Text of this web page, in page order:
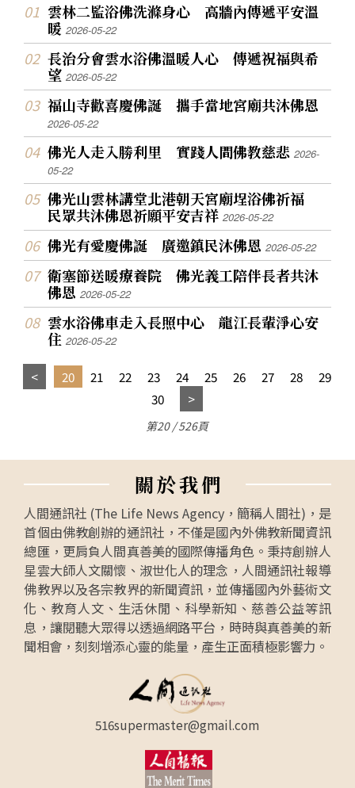
雲林二監浴佛洗滌身心 高牆內傳遞平安溫
暖2026-05-22
長治分會雲水浴佛溫暖人心 傳遞祝福與希
望2026-05-22
福山寺歡喜慶佛誕 攜手當地宮廟共沐佛恩
2026-05-22
佛光人走入勝利里 實踐人間佛教慈悲2026-
05-22
佛光山雲林講堂北港朝天宮廟埕浴佛祈福
民眾共沐佛恩祈願平安吉祥2026-05-22
佛光有愛慶佛誕 廣邀鎮民沐佛恩2026-05-22
衛塞節送暖療養院 佛光義工陪伴長者共沐
佛恩2026-05-22
雲水浴佛車走入長照中心 龍江長輩淨心安
住2026-05-22
20 21 22 23 24 25 26 27 28
29
30
第20 / 526頁
關於我們
人間通訊社 (The Life News Agency，簡稱人間社)，是
首個由佛教創辦的通訊社，不僅是國內外佛教新聞資訊
總匯，更肩負人間真善美的國際傳播角色。秉持創辦人
星雲大師人文關懷、淑世化人的理念，人間通訊社報導
佛教界以及各宗教界的新聞資訊，並傳播國內外藝術文
化、教育人文、生活休閒、科學新知、慈善公益等訊
息，讓閱聽大眾得以透過網路平台，時時與真善美的新
聞相會，刻刻增添心靈的能量，產生正面積極影響力。
516supermaster@gmail.com